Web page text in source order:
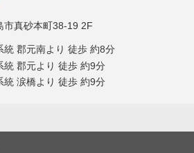
市真砂本町38-19 2F
統 郡元南より 徒歩 約8分
統 郡元より 徒歩 約9分
統 涙橋より 徒歩 約9分